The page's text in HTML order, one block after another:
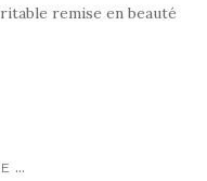
remise en beauté
...